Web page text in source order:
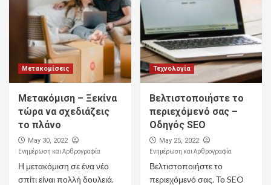
Μετακομίσεις
Μετακόμιση – Ξεκίνα
τώρα να σχεδιάζεις
το πλάνο
May 30, 2022
Ενημέρωση και Αρθρογραφία
Η μετακόμιση σε ένα νέο
σπίτι είναι πολλή δουλειά.
Τεχνολογία
Βελτιστοποιήστε το
περιεχόμενό σας –
Οδηγός SEO
May 25, 2022
Ενημέρωση και Αρθρογραφία
Βελτιστοποιήστε το
περιεχόμενό σας. Το SEO